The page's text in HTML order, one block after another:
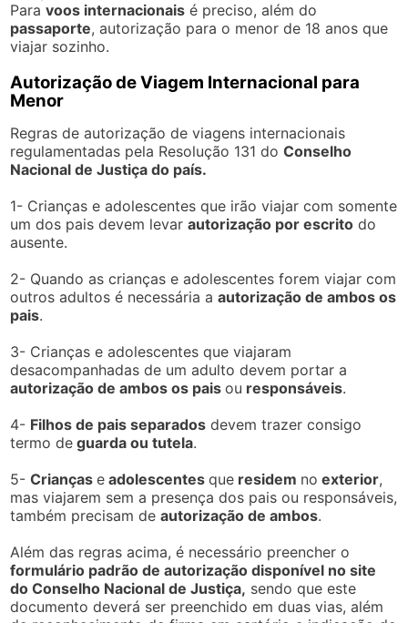
Paravoos internacionais é preciso, além do
passaporte, autorização para o menor de 18 anos que
viajar sozinho.
Autorização de Viagem Internacional para
Menor
Regras de autorização de viagens internacionais
regulamentadas pela Resolução 131 doConselho
Nacional de Justiça do país.
1- Crianças e adolescentes que irão viajar com somente
um dos pais devem levarautorização por escrito do
ausente.
2- Quando as crianças e adolescentes forem viajar com
outros adultos é necessária aautorização de ambos os
pais.
3- Crianças e adolescentes que viajaram
desacompanhadas de um adulto devem portar a
autorização de ambos os paisou responsáveis.
4- Filhos de pais separados devem trazer consigo
termo de guarda ou tutela.
5-Criançase adolescentesque residem no exterior,
mas viajarem sem a presença dos pais ou responsáveis,
também precisam deautorização de ambos.
Além das regras acima, é necessário preencher o
formulário padrão de autorização disponível no site
do Conselho Nacional de Justiça, sendo que este
documento deverá ser preenchido em duas vias, além